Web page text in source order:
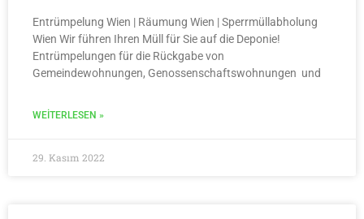
Entrümpelung Wien | Räumung Wien | Sperrmüllabholung
Wien Wir führen Ihren Müll für Sie auf die Deponie!
Entrümpelungen für die Rückgabe von
Gemeindewohnungen, Genossenschaftswohnungen und
WEITERLESEN »
29. Kasım 2022